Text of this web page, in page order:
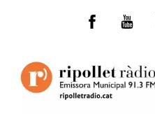
Facebook
You